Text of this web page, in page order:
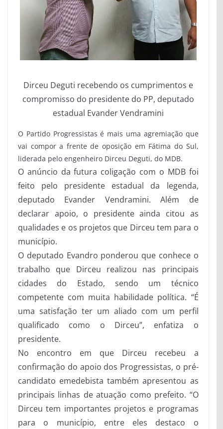
Dirceu Deguti recebendo os cumprimentos e
compromisso do presidente do PP, deputado
estadual Evander Vendramini
O Partido Progressistas é mais uma agremiação que
vai compor a frente de oposição em Fátima do Sul,
liderada pelo engenheiro Dirceu Deguti, do MDB.
O anúncio da futura coligação com o MDB foi
feito pelo presidente estadual da legenda,
deputado Evander Vendramini. Além de
declarar apoio, o presidente ainda citou as
qualidades e os projetos que Dirceu tem para o
município.
O deputado Evandro ponderou que conhece o
trabalho que Dirceu realizou nas principais
cidades do Estado, sendo um técnico
competente com muita habilidade política. “É
uma satisfação ter um aliado com um perfil
qualificado como o Dirceu”, enfatiza o
presidente.
No encontro em que Dirceu recebeu a
confirmação do apoio dos Progressistas, o pré-
candidato emedebista também apresentou as
principais linhas de atuação como prefeito. “O
Dirceu tem importantes projetos e programas
para o município, entre eles destaco o